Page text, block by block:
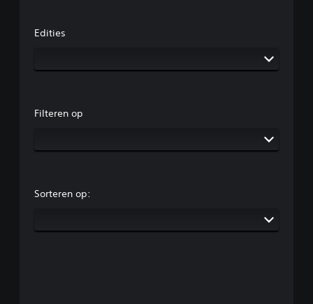
Edities
Filteren op
Sorteren op: